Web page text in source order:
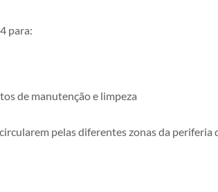
para:
de manutenção e limpeza
pelas diferentes zonas da periferia